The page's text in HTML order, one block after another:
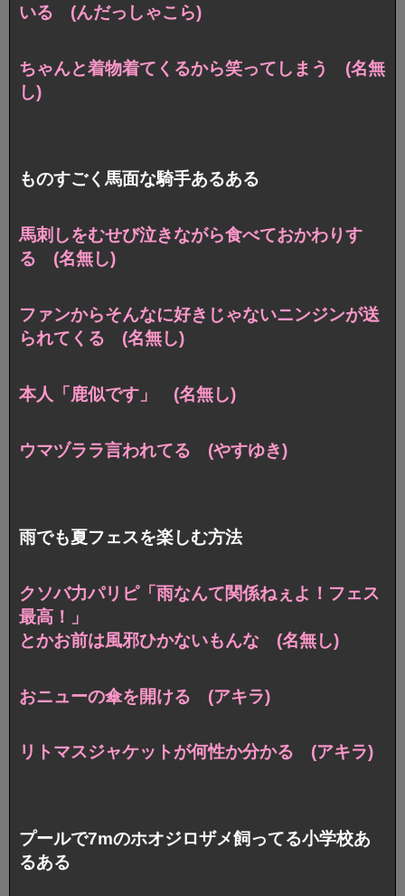
いる (んだっしゃこら)
ちゃんと着物着てくるから笑ってしまう (名無
し)
ものすごく馬面な騎手あるある
馬刺しをむせび泣きながら食べておかわりす
る (名無し)
ファンからそんなに好きじゃないニンジンが送
られてくる (名無し)
本人「鹿似です」 (名無し)
ウマヅララ言われてる (やすゆき)
雨でも夏フェスを楽しむ方法
クソバ力パリピ「雨なんて関係ねぇよ！フェス
最高！」
とかお前は風邪ひかないもんな (名無し)
おニューの傘を開ける (アキラ)
リトマスジャケットが何性か分かる (アキラ)
プールで7mのホオジロザメ飼ってる小学校あ
るある